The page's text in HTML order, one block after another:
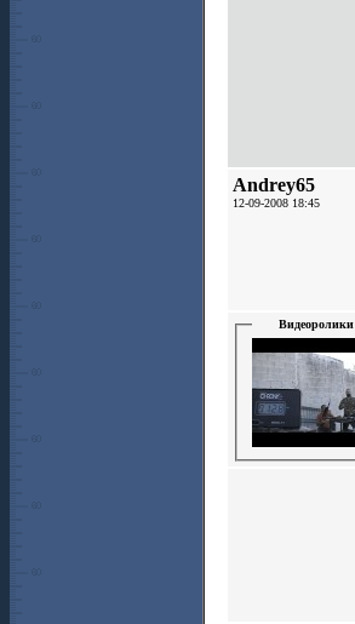
Andrey65
12-09-2008 18:45
Видеоролики